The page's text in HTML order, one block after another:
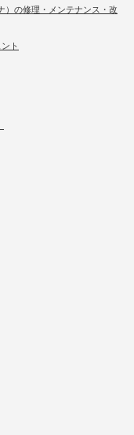
）の修理・メンテナンス・改
ト